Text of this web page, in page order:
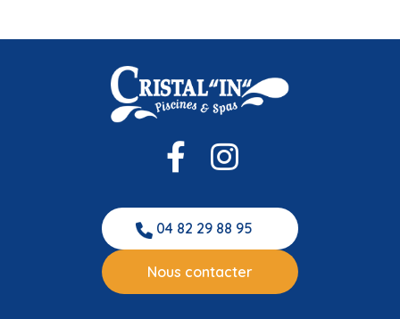
04 82 29 88 95
Nous contacter